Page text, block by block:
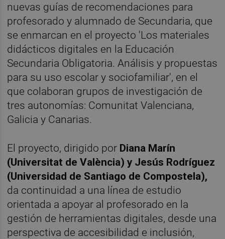
nuevas guías de recomendaciones para
profesorado y alumnado de Secundaria, que
se enmarcan en el proyecto 'Los materiales
didácticos digitales en la Educación
Secundaria Obligatoria. Análisis y propuestas
para su uso escolar y sociofamiliar', en el
que colaboran grupos de investigación de
tres autonomías: Comunitat Valenciana,
Galicia y Canarias.
El proyecto, dirigido por Diana Marín
(Universitat de València) y Jesús Rodríguez
(Universidad de Santiago de Compostela),
da continuidad a una línea de estudio
orientada a apoyar al profesorado en la
gestión de herramientas digitales, desde una
perspectiva de accesibilidad e inclusión,